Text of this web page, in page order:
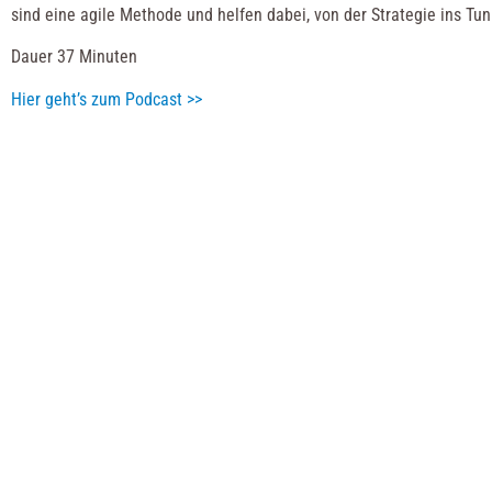
sind eine agile Methode und helfen dabei, von der Strategie ins
Dauer 37 Minuten
Hier geht’s zum Podcast >>